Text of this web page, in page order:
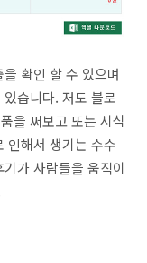
확인 할 수 있으며
습니다. 저도 블로
을 써보고 또는 시식
인해서 생기는 수수
가 사람들을 움직이